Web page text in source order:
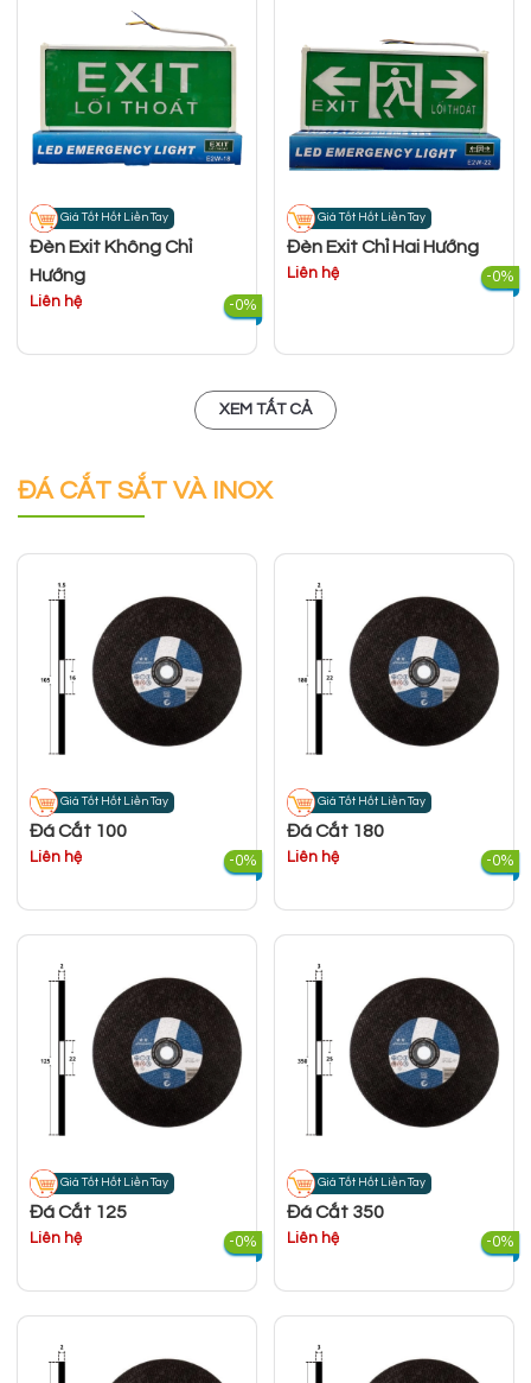
Giá Tốt Hốt Liền Tay
Đèn Exit Không Chỉ
Hướng
Liên hệ -0%
Giá Tốt Hốt Liền Tay
Đèn Exit Chỉ Hai Hướng
Liên hệ -0%
XEM TẤT CẢ
ĐÁ CẮT SẮT VÀ INOX
Giá Tốt Hốt Liền Tay
Đá Cắt 100
Liên hệ -0%
Giá Tốt Hốt Liền Tay
Đá Cắt 180
Liên hệ -0%
Giá Tốt Hốt Liền Tay
Đá Cắt 125
Liên hệ -0%
Giá Tốt Hốt Liền Tay
Đá Cắt 350
Liên hệ -0%